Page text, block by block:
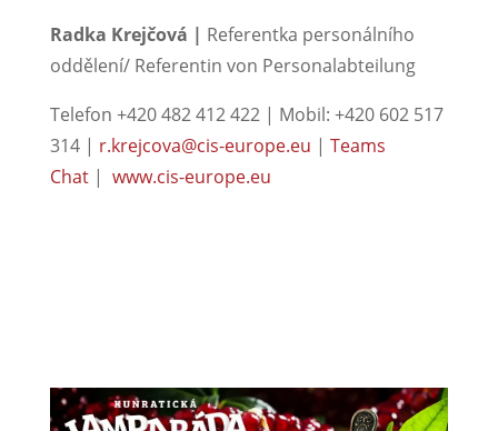
Radka Krejčová | Referentka personálního
oddělení/ Referentin von Personalabteilung
Telefon +420 482 412 422 | Mobil: +420 602 517
314 | r.krejcova@cis-europe.eu | Teams
Chat| www.cis-europe.eu